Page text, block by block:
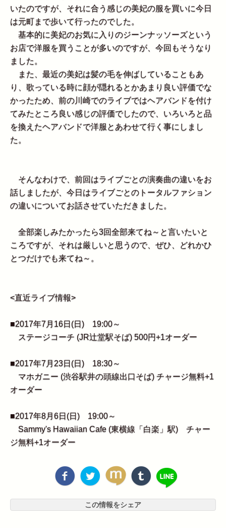
いたのですが、それに合う感じの美妃の服を買いに今日
は元町まで歩いて行ったのでした。
基本的に美妃のお気に入りのジーンナッソーズという
お店で洋服を買うことが多いのですが、今回もそうなり
ました。
また、最近の美妃は髪の毛を伸ばしていることもあ
り、歌っている時に顔が隠れるとかあまり良い評価でな
かったため、前の川崎でのライブではヘアバンドを付け
てみたところ良い感じの評価でしたので、いろいろと品
を換えたヘアバンドで洋服とあわせて行く事にしまし
た。
そんなわけで、前回はライブごとの演奏曲の違いをお
話しましたが、今日はライブごとのトータルファション
の違いについてお話させていただきました。
全部楽しみたかったら3回全部来てね～と言いたいと
ころですが、それは厳しいと思うので、ぜひ、どれかひ
とつだけでも来てね～。
<直近ライブ情報>
■2017年7月16日(日) 19:00～
ステージコーチ (JR辻堂駅そば) 500円+1オーダー
■2017年7月23日(日) 18:30～
マホガニー (渋谷駅井の頭線出口そば) チャージ無料+1
オーダー
■2017年8月6日(日) 19:00～
Sammy's Hawaiian Cafe (東横線「白楽」駅) チャー
ジ無料+1オーダー
この情報をシェア